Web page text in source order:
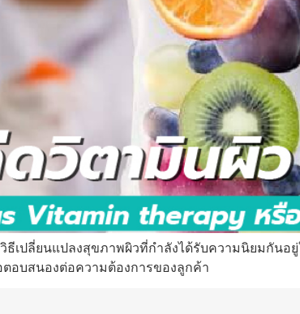
ธีเปลี่ยนแปลงสุขภาพผิวที่กำลังได้รับความนิยมกัน
อบสนองต่อความต้องการของลูกค้า